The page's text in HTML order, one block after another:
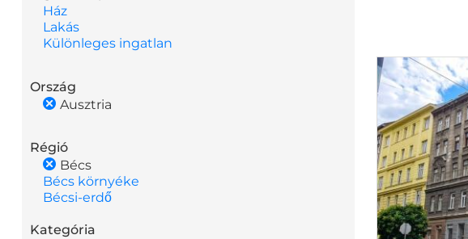
Ház
Lakás
Különleges ingatlan
Ország
Ausztria
Régió
Bécs
Bécs környéke
Bécsi-erdő
Kategória
E-mail cím*